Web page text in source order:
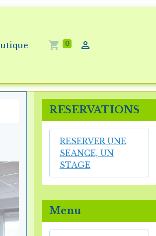
0
RESERVATIONS
RESERVER UNE
SEANCE, UN
STAGE
Menu